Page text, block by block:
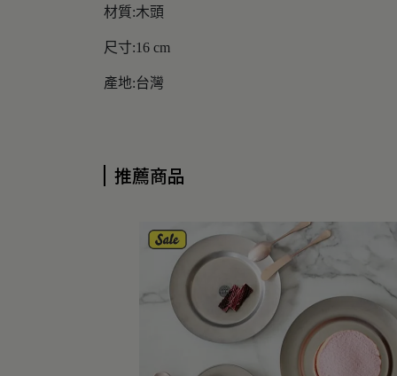
材質:木頭
尺寸:16 cm
產地:台灣
推薦商品